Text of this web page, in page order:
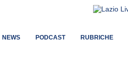
NEWS PODCAST RUBRICHE